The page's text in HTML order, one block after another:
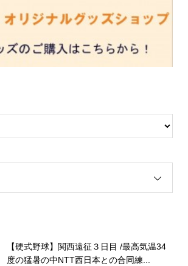
【硬式野球】関西遠征３日目 /最高気温34
度の猛暑の中NTT西日本との合同練...